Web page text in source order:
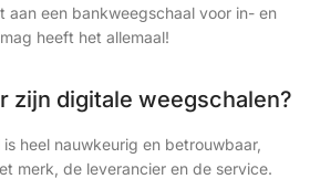
aan een bankweegschaal voor in- en
heeft het allemaal!
zijn digitale weegschalen?
heel nauwkeurig en betrouwbaar,
merk, de leverancier en de service.